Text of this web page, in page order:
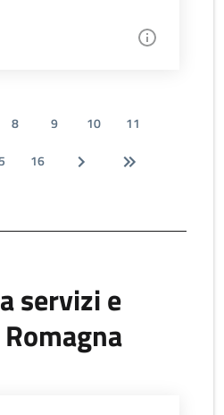
8 9 10
11
16
servizi e